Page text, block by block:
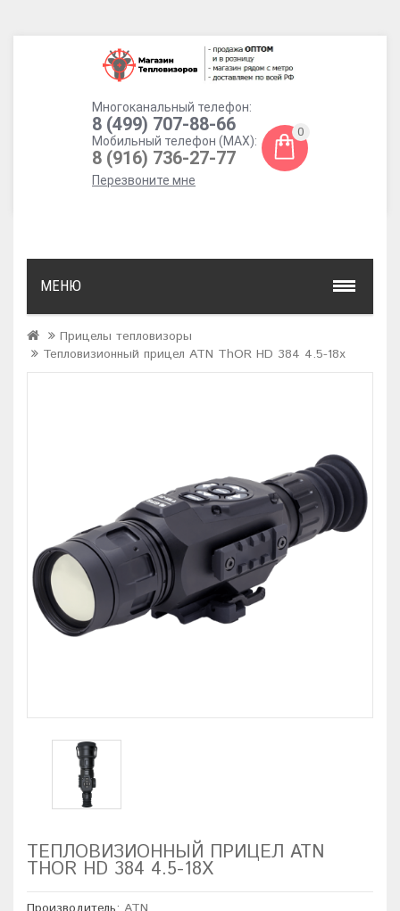
Многоканальный телефон:
8 (499) 707-88-66
Мобильный телефон (MAX):
8 (916) 736-27-77
Перезвоните мне
0
МЕНЮ
Прицелы тепловизоры
Тепловизионный прицел ATN ThOR HD 384 4.5-18x
ТЕПЛОВИЗИОННЫЙ ПРИЦЕЛ ATN
THOR HD 384 4.5-18X